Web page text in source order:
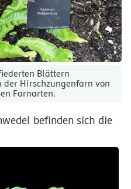
Blättern
der Hirschzungenfarn von
Farnarten.
befinden sich die